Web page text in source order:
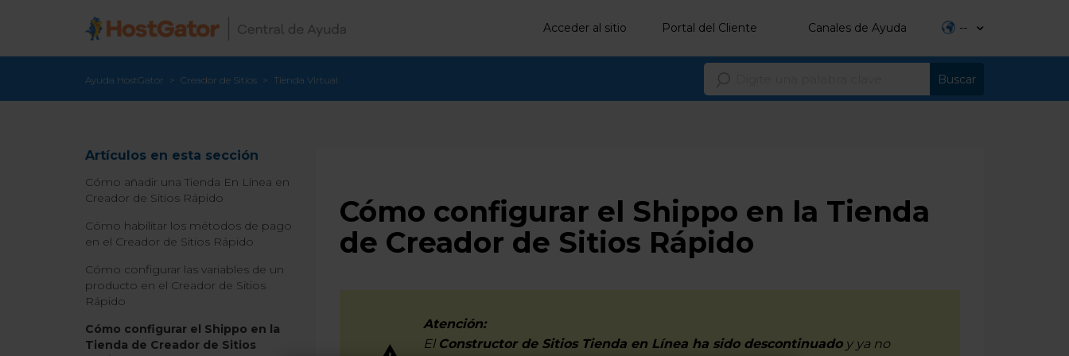
Acceder al sitio Portal del Cliente Canales de Ayuda --
Ayuda HostGator Creador de Sitios Tienda Virtual
Artículos en esta sección
Cómo añadir una Tienda En Línea en
Creador de Sitios Rápido
Cómo habilitar los métodos de pago
en el Creador de Sitios Rápido
Cómo configurar las variables de un
producto en el Creador de Sitios
Rápido
Cómo configurar el Shippo en la
Tienda de Creador de Sitios
Cómo configurar el Shippo en la Tienda
de Creador de Sitios Rápido
Atención:
El Constructor de Sitios Tienda en Línea ha sido descontinuadoy ya no